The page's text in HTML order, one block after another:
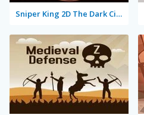
Sniper King 2D The Dark City